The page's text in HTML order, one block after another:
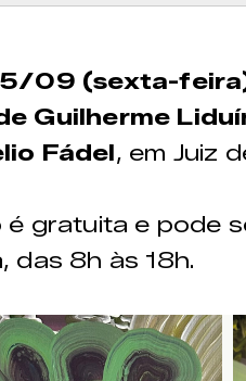
09 (sexta-
Guilherme
Fádel, em Juiz
é gratuita e pode
das 8h às 18h.